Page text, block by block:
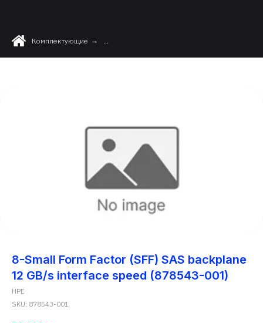
Комплектующие → ...
8-Small Form Factor (SFF) SAS backplane
12 GB/s interface speed (878543-001)
HPE
SKU: 878543-001